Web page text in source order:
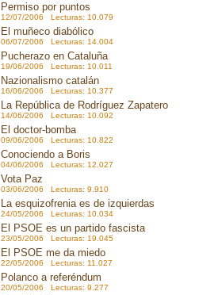
Permiso por puntos
12/07/2006 Lecturas: 10.079
El muñeco diabólico
06/07/2006 Lecturas: 14.004
Pucherazo en Cataluña
19/06/2006 Lecturas: 10.011
Nazionalismo catalán
16/06/2006 Lecturas: 10.377
La República de Rodríguez Zapatero
14/06/2006 Lecturas: 10.092
El doctor-bomba
09/06/2006 Lecturas: 10.822
Conociendo a Boris
04/06/2006 Lecturas: 12.027
Vota Paz
03/06/2006 Lecturas: 9.910
La esquizofrenia es de izquierdas
24/05/2006 Lecturas: 10.034
El PSOE es un partido fascista
23/05/2006 Lecturas: 19.045
El PSOE me da miedo
22/05/2006 Lecturas: 11.027
Polanco a referéndum
20/05/2006 Lecturas: 9.277